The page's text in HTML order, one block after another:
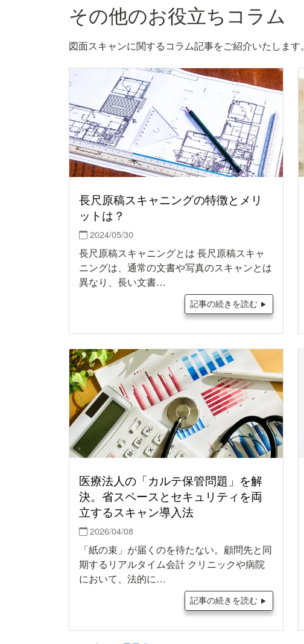
その他のお役立ちコラム
図面スキャンに関するコラム記事をご紹介いたします。
長尺原稿スキャニングの特徴とメリ
ットは？
2024/05/30
長尺原稿スキャニングとは 長尺原稿スキャ
ニングは、通常の文書や写真のスキャンとは
異なり、長い文書…
記事の続きを読む
医療法人の「カルテ保管問題」を解
決。省スペースとセキュリティを両
立するスキャン導入法
2026/04/08
「紙の束」が届くのを待たない。顧問先と同
期するリアルタイム会計 クリニックや病院
において、法的に…
記事の続きを読む